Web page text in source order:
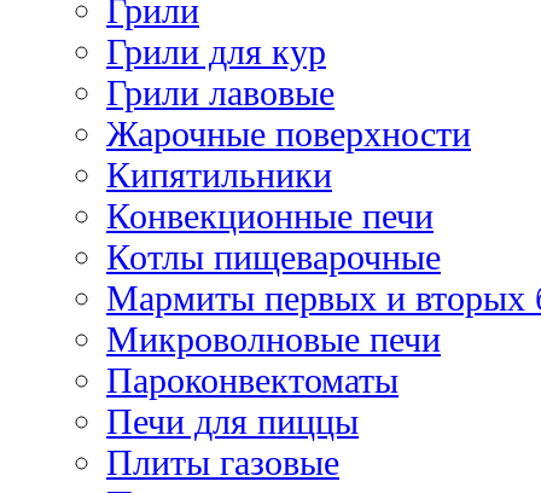
Грили
Грили для кур
Грили лавовые
Жарочные поверхности
Кипятильники
Конвекционные печи
Котлы пищеварочные
Мармиты первых и вторых
Микроволновые печи
Пароконвектоматы
Печи для пиццы
Плиты газовые